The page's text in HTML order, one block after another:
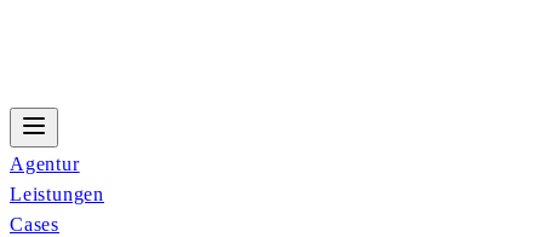
Agentur
Leistungen
Cases